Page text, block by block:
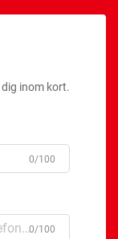
inom kort.
0/100
0/100